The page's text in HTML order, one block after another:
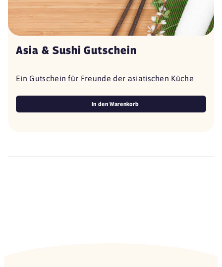
Asia & Sushi Gutschein
Ein Gutschein für Freunde der asiatischen Küche
In den Warenkorb